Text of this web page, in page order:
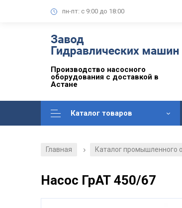
пн-пт: с 9:00 до 18:00
Производство насосного
оборудования с доставкой в
Астане
Каталог товаров
Главная / Каталог промышленного
Насос ГрАТ 450/67